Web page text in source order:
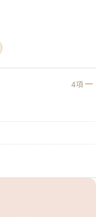
Celvoke
Curel 花
d
4項